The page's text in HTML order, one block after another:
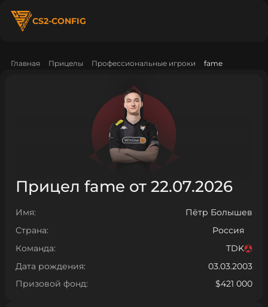
CS2-CONFIG
Главная Прицелы Профессиональные игроки fame
Прицел fame от 22.07.2026
Имя:
Пётр Болышев
Страна:
Россия
Команда:
TDK
Дата рождения:
03.03.2003
Призовой фонд:
$421 000